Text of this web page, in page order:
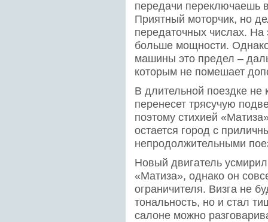
передачи переключаешь
Приятный моторчик, но
передаточных числах. На
больше мощности.
машины это предел –
которым не помешает
В длительной поездке не
перенесет трясучую
поэтому стихией
остается город с
непродолжительными
Новый двигатель
«Матиза», однако он
ограничителя. Визга не
тональность, но и стал
салоне можно